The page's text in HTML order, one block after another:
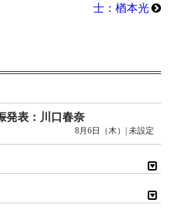
士：楢本光
発表：川口春奈
8月6日（木）| 未設定